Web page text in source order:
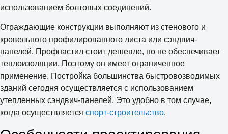
использованием болтовых соединений.
Ограждающие конструкции выполняют из стенового и
кровельного профилированного листа или сэндвич-
панелей. Профнастил стоит дешевле, но не обеспечивает
теплоизоляции. Поэтому он имеет ограниченное
применение. Постройка большинства быстровозводимых
зданий сегодня осуществляется с использованием
утепленных сэндвич-панелей. Это удобно в том случае,
когда осуществляется спорт-строительство.